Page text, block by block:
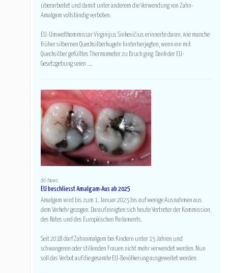
überarbeitet und damit unter anderem die Verwendung von Zahn-
Amalgam vollständig verboten.
EU-Umweltkommissar Virginijus Sinkevičius erinnerte daran, wie manche
früher silbernen Quecksilberkugeln hinterherjagten, wenn ein mit
Quecksilber gefülltes Thermometer zu Bruch ging. Dank der EU-
Gesetzgebung seien .....
dd-News
EU beschliesst Amalgam-Aus ab 2025
Amalgam wird bis zum 1. Januar 2025 bis auf wenige Ausnahmen aus
dem Verkehr gezogen. Darauf einigten sich heute Vertreter der Kommission,
des Rates und des Europäischen Parlaments.
Seit 2018 darf Zahnamalgam bei Kindern unter 15 Jahren und
schwangeren oder stillenden Frauen nicht mehr verwendet werden. Nun
soll das Verbot auf die gesamte EU-Bevölkerung ausgeweitet werden.